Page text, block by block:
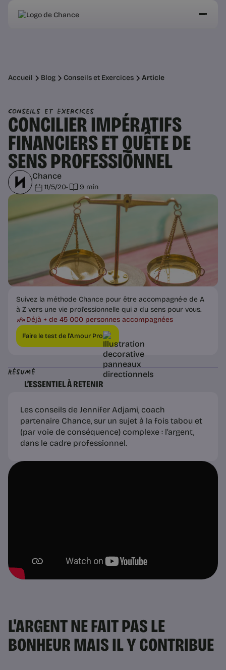
Accueil Blog Conseils et Exercices Article
Conseils et Exercices
CONCILIER IMPÉRATIFS
FINANCIERS ET QUÊTE DE
SENS PROFESSIONNEL
Chance
11/5/20• 9 min
Suivez la méthode Chance pour être accompagné·e de A
à Z vers une vie professionnelle qui a du sens pour vous.
Déjà + de 45 000 personnes accompagnées
Faire le test de l’Amour Pro
Résumé
L’ESSENTIEL À RETENIR
Les conseils de Jennifer Adjami, coach
partenaire Chance, sur un sujet à la fois tabou et
(par voie de conséquence) complexe : l’argent,
dans le cadre professionnel.
L'ARGENT NE FAIT PAS LE
BONHEUR MAIS IL Y CONTRIBUE